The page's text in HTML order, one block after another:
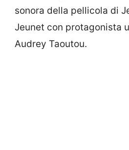
sonora della pellicola di
Jeunet con protagonista
Audrey Taoutou.